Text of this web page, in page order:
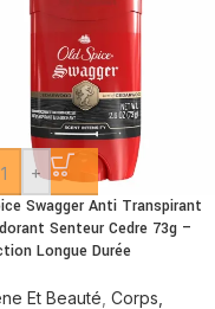
+
Swagger Anti Transpirant
Senteur Cedre 73g –
Longue Durée
Et Beauté Corps,